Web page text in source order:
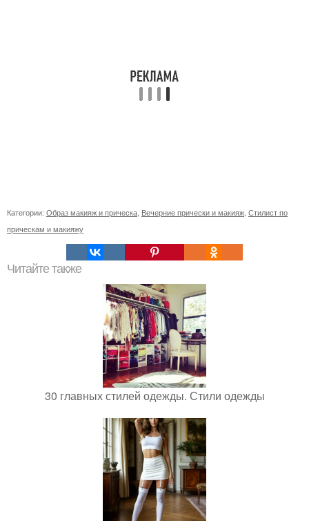
Категории: Образ макияж и прическа, Вечерние прически и макияж, Стилист по
прическам и макияжу
Читайте также
30 главных стилей одежды. Стили одежды